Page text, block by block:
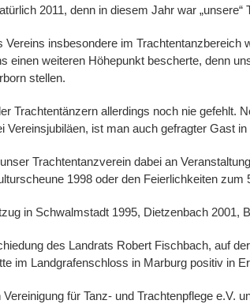
2011, denn in diesem Jahr war
Vereins insbesondere im
einen weiteren Höhepunkt bescherte, denn
stellen.
Trachtentänzern allerdings noch nie gefehlt.
Vereinsjubiläen, ist man auch gefragter Gast
Trachtentanzverein dabei an
1998 oder den Feierlichkeiten
in Schwalmstadt 1995, Dietzenbach
des Landrats Robert Fischbach, auf
im Landgrafenschloss in Marburg positiv in
für Tanz- und Trachtenpflege